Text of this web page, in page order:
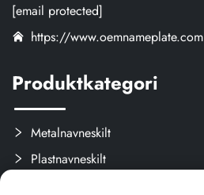
[email protected]
https://www.oemnameplate.com
Produktkategori
Metalnavneskilt
Plastnavneskilt